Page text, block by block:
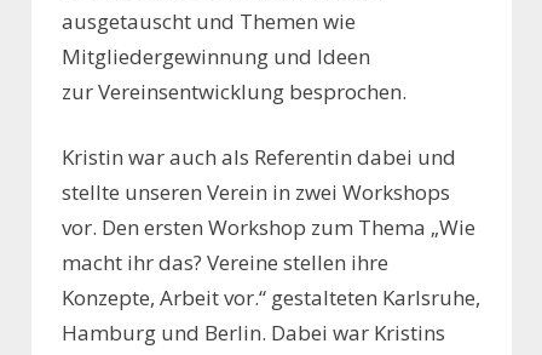
ausgetauscht und Themen wie
Mitgliedergewinnung und Ideen
zur Vereinsentwicklung besprochen.
Kristin war auch als Referentin dabei und
stellte unseren Verein in zwei Workshops
vor. Den ersten Workshop zum Thema „Wie
macht ihr das? Vereine stellen ihre
Konzepte, Arbeit vor.“ gestalteten Karlsruhe,
Hamburg und Berlin. Dabei war Kristins